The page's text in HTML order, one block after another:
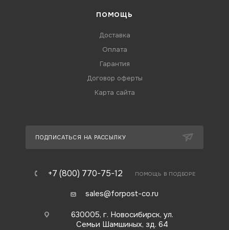
ПОМОЩЬ
Доставка
Оплата
Гарантия
Договор оферты
Карта сайта
ПОДПИСАТЬСЯ НА РАССЫЛКУ
+7 (800) 770-75-12 ПОМОЩЬ В ПОДБОРЕ
sales@forpost-co.ru
630005, г. Новосибирск, ул.
Семьи Шамшиных, зд. 64